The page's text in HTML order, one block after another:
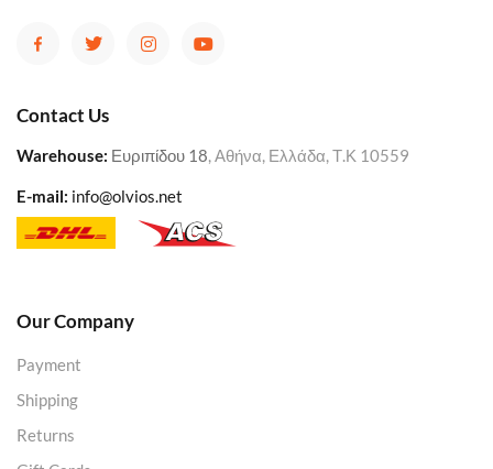
Contact Us
Warehouse: Ευριπίδου 18, Αθήνα, Ελλάδα, Τ.Κ 10559
E-mail: info@olvios.net
Our Company
Payment
Shipping
Returns